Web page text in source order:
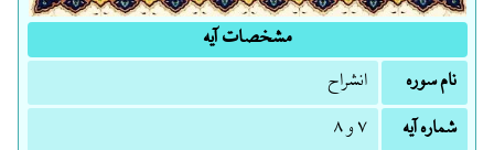
مشخصات آیه
نام سوره
انشراح
شماره آیه
۷ و ۸